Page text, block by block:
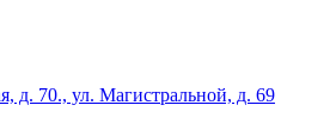
д. 70., ул. Магистральной, д. 69